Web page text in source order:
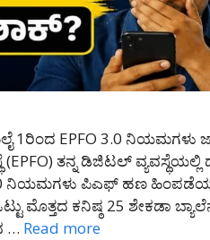
1ರಿಂದ EPFO 3.0 ನಿಯಮಗಳು
ತನ್ನ ಡಿಜಿಟಲ್ ವ್ಯವಸ್ಥೆಯಲ್ಲಿ
ನಿಯಮಗಳು ಪಿಎಫ್ ಹಣ
ಮೊತ್ತದ ಕನಿಷ್ಠ 25 ಶೇಕಡಾ
… Read more